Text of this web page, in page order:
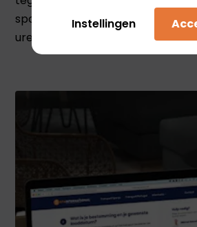
spoedtransport naar Slowakije al
uren onderweg zijn.
Instellingen